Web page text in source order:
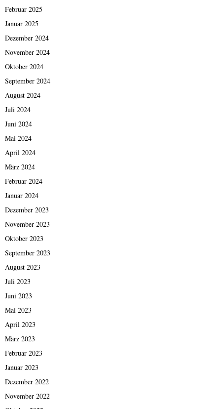
Februar 2025
Januar 2025
Dezember 2024
November 2024
Oktober 2024
September 2024
August 2024
Juli 2024
Juni 2024
Mai 2024
April 2024
März 2024
Februar 2024
Januar 2024
Dezember 2023
November 2023
Oktober 2023
September 2023
August 2023
Juli 2023
Juni 2023
Mai 2023
April 2023
März 2023
Februar 2023
Januar 2023
Dezember 2022
November 2022